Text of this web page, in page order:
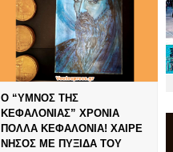
Ο “ΥΜΝΟΣ ΤΗΣ
ΚΕΦΑΛΟNΙΑΣ” ΧΡΟΝΙΑ
ΠΟΛΛΑ ΚΕΦΑΛΟΝΙΑ! ΧΑΙΡΕ
ΝΗΣΟΣ ΜΕ ΠΥΞΙΔΑ ΤΟΥ